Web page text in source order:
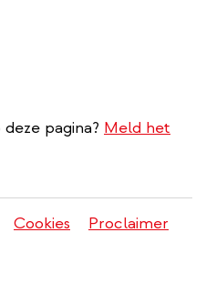
pagina? Meld het
Cookies
Proclaimer